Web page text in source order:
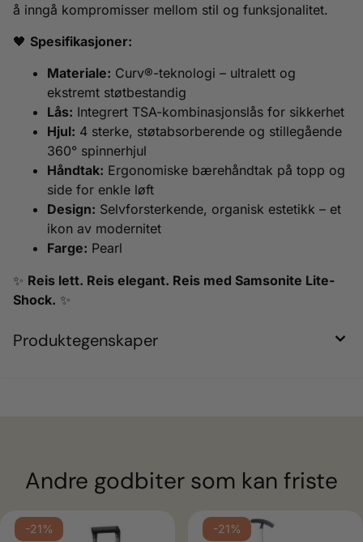
å inngå kompromisser mellom stil og funksjonalitet.
🖤 Spesifikasjoner:
Materiale: Curv®-teknologi – ultralett og
ekstremt støtbestandig
Lås: Integrert TSA-kombinasjonslås for sikkerhet
Hjul: 4 sterke, støtabsorberende og stillegående
360° spinnerhjul
Håndtak: Ergonomiske bærehåndtak på topp og
side for enkle løft
Design: Selvforsterkende, organisk estetikk – et
ikon av modernitet
Farge: Pearl
✨ Reis lett. Reis elegant. Reis med Samsonite Lite-
Shock. ✨
Produktegenskaper
Andre godbiter som kan friste
-21% -21%